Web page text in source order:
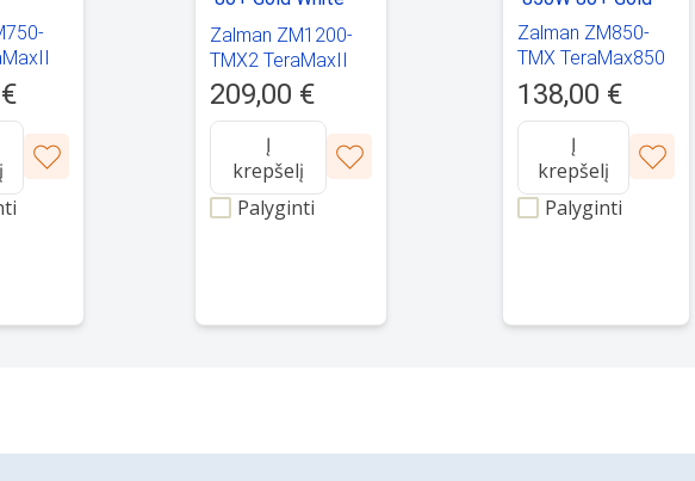
Zalman ZM1200-
TMX2 TeraMaxII
1200W 80+ Gold
White
209,00 €
Į
krepšelį
Palyginti
Zalman ZM850-
TMX TeraMax850
850W 80+ Gold
138,00 €
Į
krepšelį
Palyginti